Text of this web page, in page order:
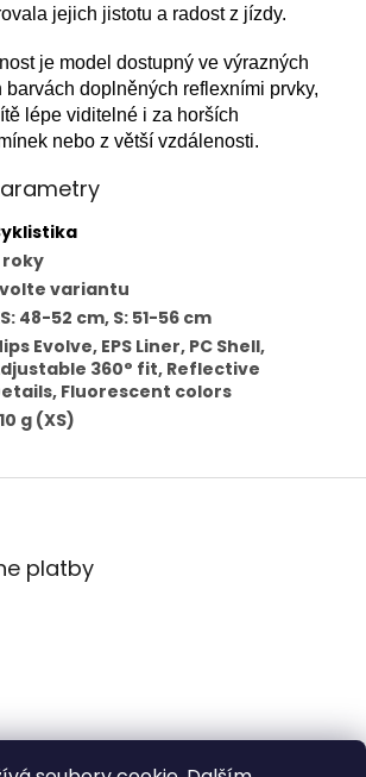
jejich jistotu a radost z jízdy.
je model dostupný ve výrazných
doplněných reflexními prvky,
lépe viditelné i za horších
nebo z větší vzdálenosti.
roky
variantu
48-52 cm, S: 51-56 cm
Evolve, EPS Liner, PC Shell,
360° fit, Reflective
Fluorescent colors
g (XS)
platby